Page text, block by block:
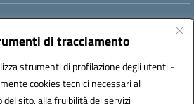
di tracciamento
strumenti di profilazione degli utenti -
cookies tecnici necessari al
sito, alla fruibilità dei servizi
fgps040004@istruzione.it